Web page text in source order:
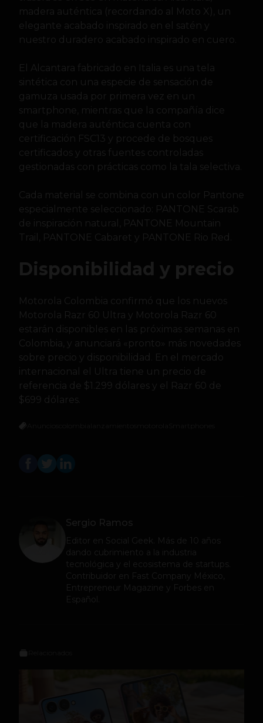
madera auténtica (recordando al Moto X), un
elegante acabado inspirado en el satén y
nuestro duradero acabado inspirado en cuero.
El Alcantara fabricado en Italia es una tela
sintética con una especie de sensación de
gamuza usada por primera vez en un
smartphone, mientras que la compañía dice
que la madera auténtica cuenta con
certificación FSC13 y procede de bosques
certificados y otras fuentes controladas
gestionadas con prácticas como la tala selectiva.
Cada material se combina con un color Pantone
especialmente seleccionado: PANTONE Scarab
de inspiración natural, PANTONE Mountain
Trail, PANTONE Cabaret y PANTONE Rio Red.
Disponibilidad y precio
Motorola Colombia confirmó que los nuevos
Motorola Razr 60 Ultra y Motorola Razr 60
estarán disponibles en las próximas semanas en
Colombia, y anunciará «pronto» más novedades
sobre precio y disponibilidad. En el mercado
internacional el Ultra tiene un precio de
referencia de $1.299 dólares y el Razr 60 de
$699 dólares.
Sergio Ramos
Editor en Social Geek
. Más de 10 años
dando cubrimiento a la industria
tecnológica y el ecosistema de startups.
Contribuidor en Fast Company México,
Entrepreneur Magazine y Forbes en
Español.